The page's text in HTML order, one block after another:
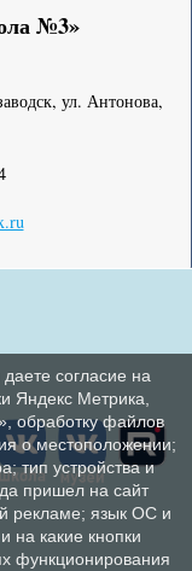
№3»
ул. Антонова,
согласие на
Яндекс Метрика,
обработку файлов
о местоположении;
тип устройства и
пришел на сайт
рекламе; язык ОС и
на какие кнопки
функционирования